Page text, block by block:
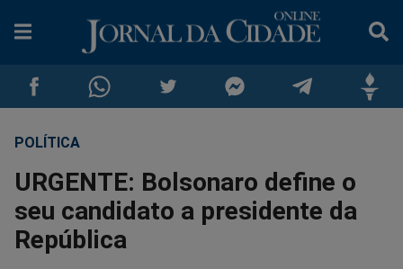
Compartilhar
no
Facebook
Compartilhar
no
Whatsapp
no
no
no
POLÍTICA
URGENTE: Bolsonaro define o
seu candidato a presidente da
República